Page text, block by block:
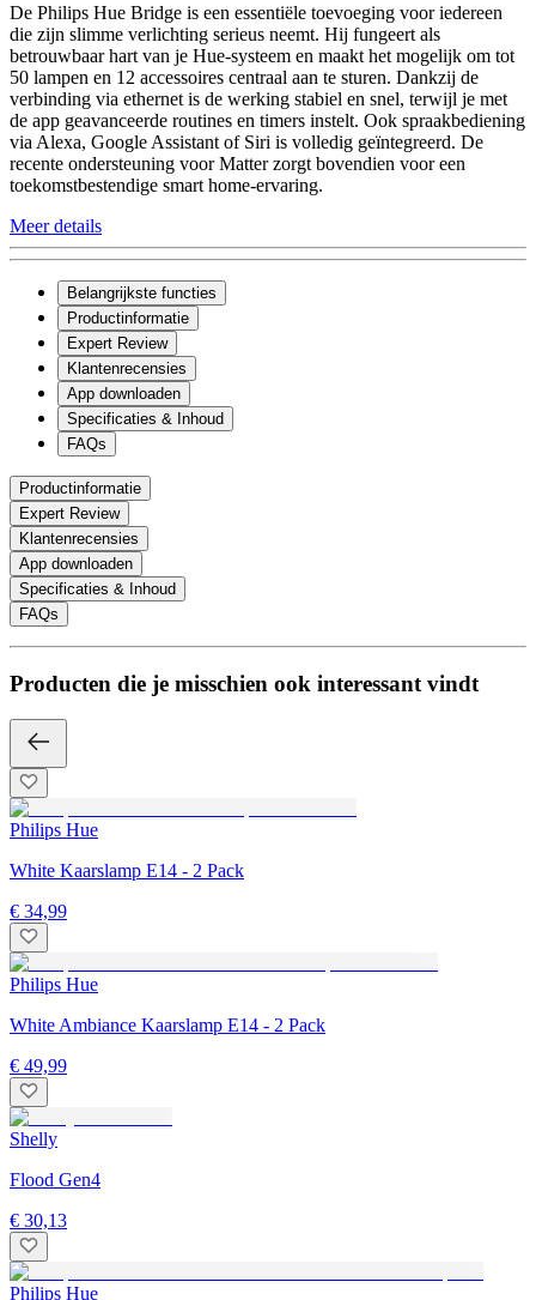
De Philips Hue Bridge is een essentiële toevoeging voor iedereen
die zijn slimme verlichting serieus neemt. Hij fungeert als
betrouwbaar hart van je Hue-systeem en maakt het mogelijk om tot
50 lampen en 12 accessoires centraal aan te sturen. Dankzij de
verbinding via ethernet is de werking stabiel en snel, terwijl je met
de app geavanceerde routines en timers instelt. Ook spraakbediening
via Alexa, Google Assistant of Siri is volledig geïntegreerd. De
recente ondersteuning voor Matter zorgt bovendien voor een
toekomstbestendige smart home-ervaring.
Meer details
Belangrijkste functies
Productinformatie
Expert Review
Klantenrecensies
App downloaden
Specificaties & Inhoud
FAQs
Productinformatie
Expert Review
Klantenrecensies
App downloaden
Specificaties & Inhoud
FAQs
Producten die je misschien ook interessant vindt
Philips Hue
White Kaarslamp E14 - 2 Pack
€ 34,99
Philips Hue
White Ambiance Kaarslamp E14 - 2 Pack
€ 49,99
Shelly
Flood Gen4
€ 30,13
Philips Hue